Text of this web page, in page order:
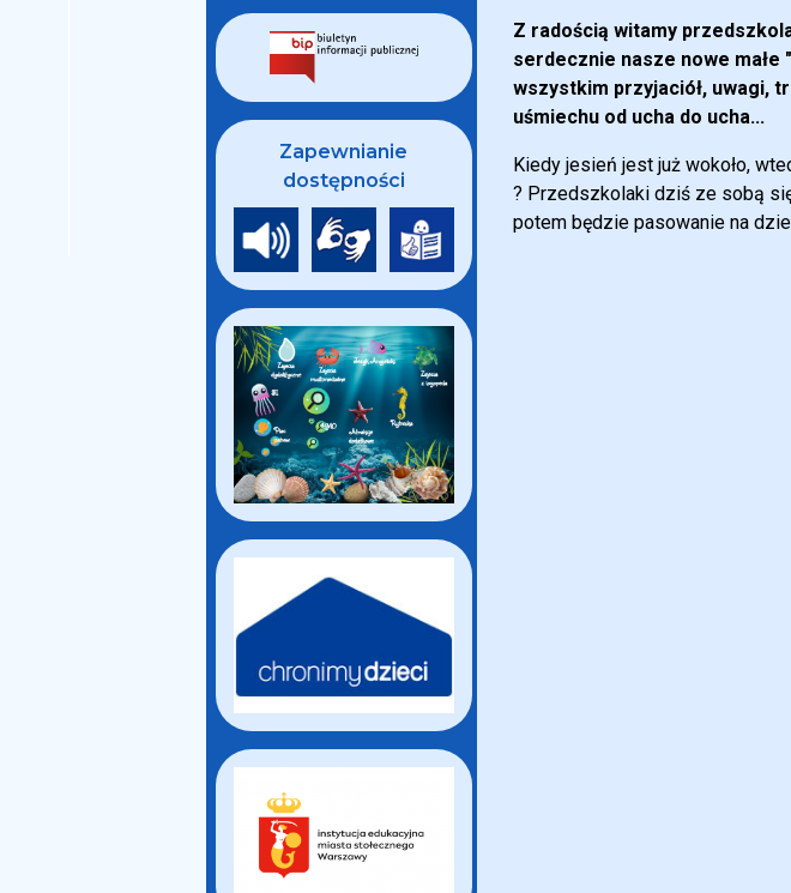
Z radością witamy
serdecznie nasze nowe małe
wszystkim przyjaciół, uwagi,
uśmiechu od ucha do ucha...
Kiedy jesień jest już wokoło,
? Przedszkolaki dziś ze sobą
potem będzie pasowanie na
Zapewnianie
dostępności